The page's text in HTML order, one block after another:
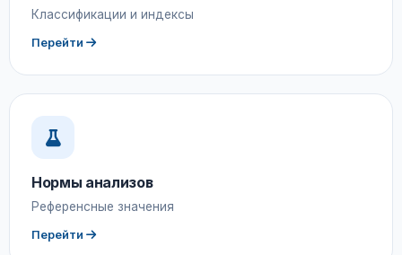
Классификации и индексы
Перейти
Нормы анализов
Референсные значения
Перейти